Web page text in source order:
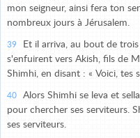
mon seigneur, ainsi fera ton
nombreux jours à Jérusalem.
39
Et il arriva, au bout de
s'enfuirent vers Akish, fils de
Shimhi, en disant : « Voici, tes
40
Alors Shimhi se leva et
pour chercher ses serviteurs.
ses serviteurs.